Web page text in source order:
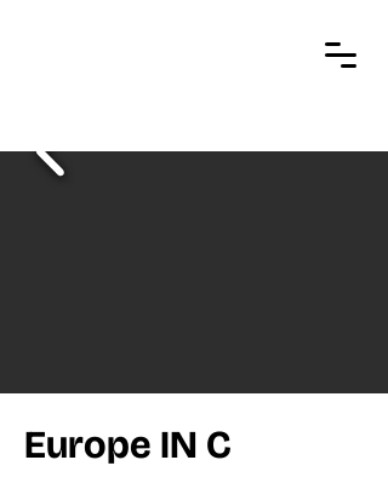
Europe IN C